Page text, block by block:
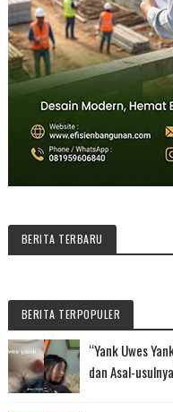
BERITA TERBARU
BERITA TERPOPULER
“Yank Uwes
dan Asal-